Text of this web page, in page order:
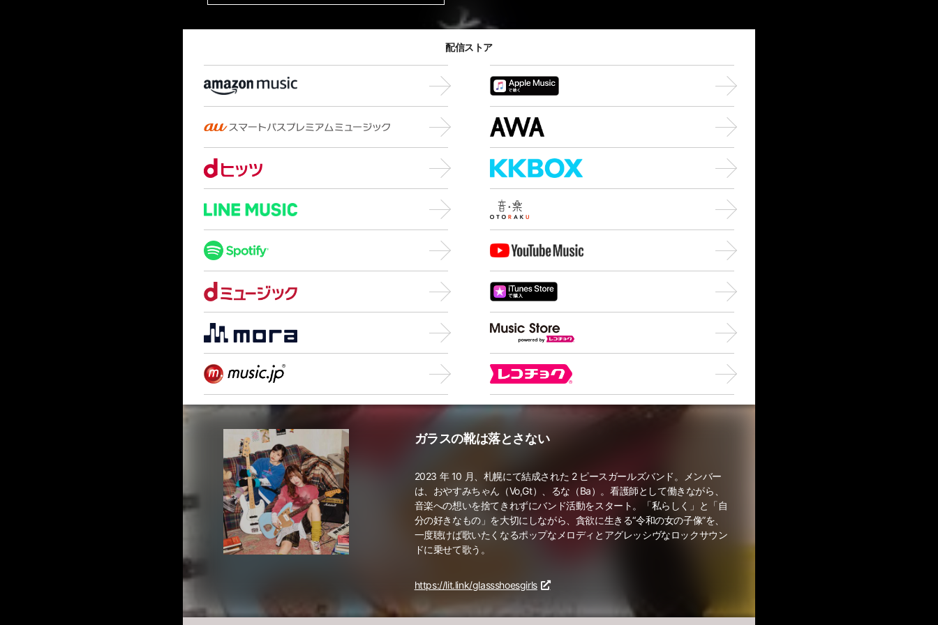
配信ストア
ガラスの靴は落とさない
2023 年 10 ⽉、札幌にて結成された 2 ピースガールズバンド。メンバー
は、おやすみちゃん（Vo,Gt）、るな（Ba）。看護師として働きながら、
⾳楽への想いを捨てきれずにバンド活動をスタート。「私らしく」と「⾃
分の好きなもの」を⼤切にしながら、貪欲に⽣きる“令和の⼥の⼦像”を、
⼀度聴けば歌いたくなるポップなメロディとアグレッシヴなロックサウン
ドに乗せて歌う。
https://lit.link/glassshoesgirls